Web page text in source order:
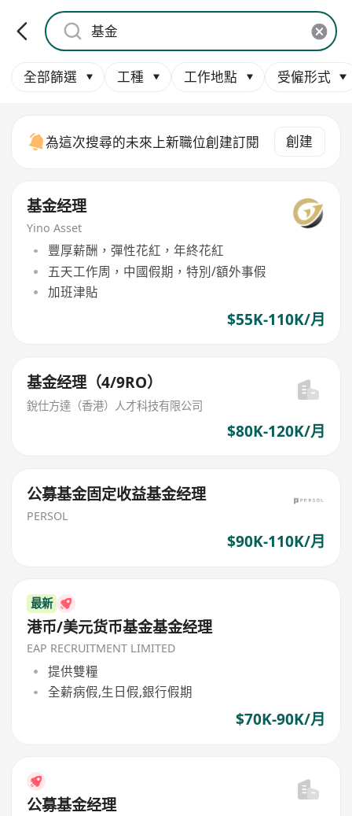
全部篩選 工種 工作地點 受僱形式
為這次搜尋的未來上新職位創建訂閱 創建
基金经理
Yino Asset
豐厚薪酬，彈性花紅，年終花紅
五天工作周，中國假期，特別/額外事假
加班津貼
$55K-110K/月
基金经理（4/9RO）
銳仕方達（香港）人才科技有限公司
$80K-120K/月
公募基金固定收益基金经理
PERSOL
$90K-110K/月
最新
港币/美元货币基金基金经理
EAP RECRUITMENT LIMITED
提供雙糧
全薪病假,生日假,銀行假期
$70K-90K/月
公募基金经理